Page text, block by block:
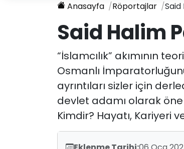
Anasayfa Röportajlar Said
Said Halim
“İslamcılık” akımının
Osmanlı
ayrıntıları sizler için
devlet adamı olarak öne
Kimdir? Hayatı, Kariyeri